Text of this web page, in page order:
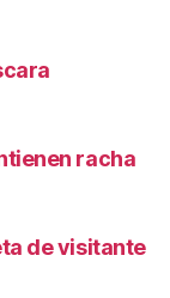
racha
de visitante